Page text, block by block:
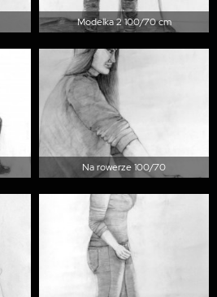
Modelka 2 100/70 cm
Na rowerze 100/70